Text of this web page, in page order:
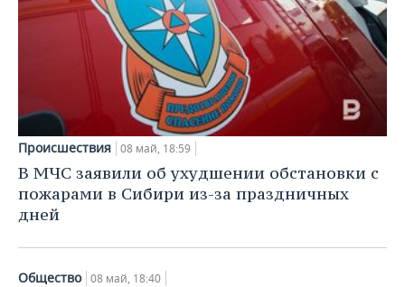
Происшествия 08 май, 18:59
В МЧС заявили об ухудшении обстановки с
пожарами в Сибири из-за праздничных
дней
Общество 08 май, 18:40